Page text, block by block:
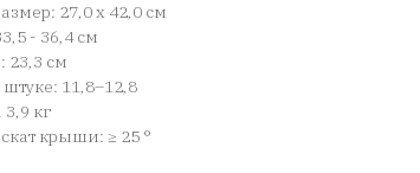
27,0 x 42,0 см
- 36,4 см
см
11,8–12,8
кг
крыши: ≥ 25 °